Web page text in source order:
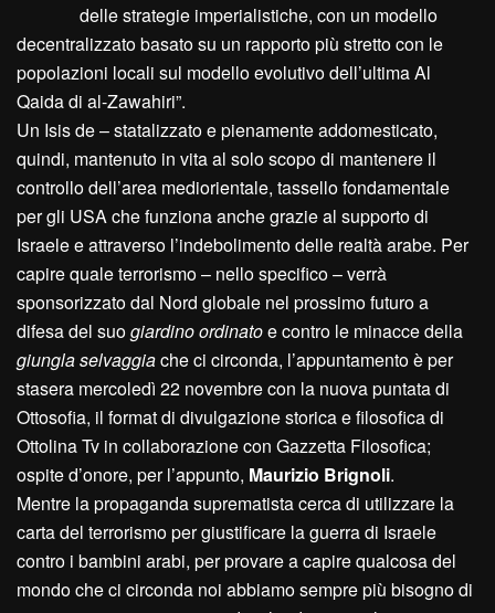
delle strategie imperialistiche, con un modello
decentralizzato basato su un rapporto più stretto con le
popolazioni locali sul modello evolutivo dell’ultima Al
Qaida di al-Zawahiri”.
Un Isis de – statalizzato e pienamente addomesticato,
quindi, mantenuto in vita al solo scopo di mantenere il
controllo dell’area mediorientale, tassello fondamentale
per gli USA che funziona anche grazie al supporto di
Israele e attraverso l’indebolimento delle realtà arabe. Per
capire quale terrorismo – nello specifico – verrà
sponsorizzato dal Nord globale nel prossimo futuro a
difesa del suogiardino ordinatoe contro le minacce della
giungla selvaggiache ci circonda, l’appuntamento è per
stasera mercoledì 22 novembre con la nuova puntata di
Ottosofia, il format di divulgazione storica e filosofica di
Ottolina Tv in collaborazione con Gazzetta Filosofica;
ospite d’onore, per l’appunto, Maurizio Brignoli.
Mentre la propaganda suprematista cerca di utilizzare la
carta del terrorismo per giustificare la guerra di Israele
contro i bambini arabi, per provare a capire qualcosa del
mondo che ci circonda noi abbiamo sempre più bisogno di